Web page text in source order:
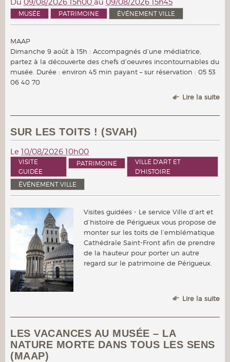
Du 09/08/2026 15h00 au 09/08/2026 15h45
MUSÉE PATRIMOINE ÉVÉNEMENT VILLE
MAAP
Dimanche 9 août à 15h : Accompagnés d’une médiatrice,
partez à la découverte des chefs d’oeuvres incontournables du
musée. Durée : environ 45 min payant – sur réservation : 05 53
06 40 70
Lire la suite
SUR LES TOITS ! (SVAH)
Le 10/08/2026 10h00
VISITE
GUIDÉE
PATRIMOINE
VILLE D'ART ET
D'HISTOIRE
ÉVÉNEMENT VILLE
Visites guidées - Le service Ville d’art et
d’histoire de Périgueux vous propose de
monter sur les toits de l’emblématique
Cathédrale Saint-Front afin de prendre
de la hauteur pour porter un autre
regard sur le patrimoine de Périgueux.
Lire la suite
LES VACANCES AU MUSÉE – LA
NATURE MORTE DANS TOUS LES SENS
(MAAP)